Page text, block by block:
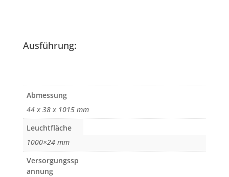
Ausführung:
Abmessung
44 x 38 x 1015 mm
Leuchtfläche
1000×24 mm
Versorgungssp
annung